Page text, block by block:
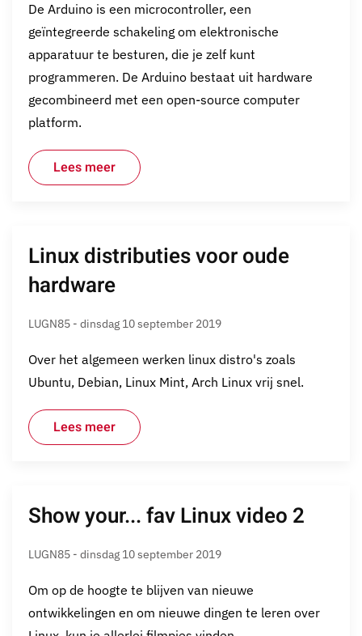
De Arduino is een microcontroller, een
geïntegreerde schakeling om elektronische
apparatuur te besturen, die je zelf kunt
programmeren. De Arduino bestaat uit hardware
gecombineerd met een open-source computer
platform.
Lees meer
Linux distributies voor oude
hardware
LUGN85 - dinsdag 10 september 2019
Over het algemeen werken linux distro's zoals
Ubuntu, Debian, Linux Mint, Arch Linux vrij snel.
Lees meer
Show your... fav Linux video 2
LUGN85 - dinsdag 10 september 2019
Om op de hoogte te blijven van nieuwe
ontwikkelingen en om nieuwe dingen te leren over